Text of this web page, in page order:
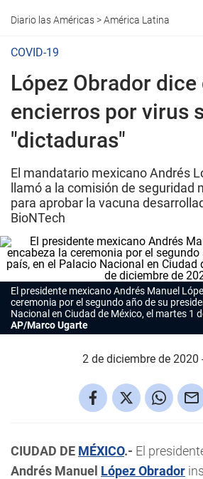
Diario las Américas>América Latina
COVID-19
López Obrador dice
encierros por virus
"dictaduras"
El mandatario mexicano Andrés
llamó a la comisión de seguridad
para aprobar la vacuna
BioNTech
El presidente mexicano Andrés Manuel
ceremonia por el segundo año de su
Nacional en Ciudad de México, el martes 1
AP/Marco Ugarte
2 de diciembre de 2020
CIUDAD DE MÉXICO.- El
Andrés Manuel López Obrador